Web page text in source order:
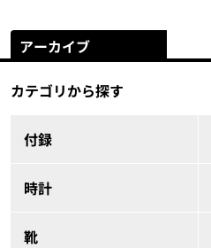
アーカイブ
カテゴリから探す
付録
時計
靴